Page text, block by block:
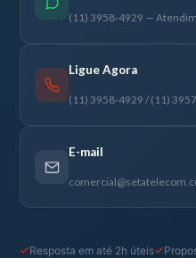
(11) 3958-4929 —
Ligue Agora
(11) 3958-4929 / (11)
E-mail
Resposta em até 2h úteis